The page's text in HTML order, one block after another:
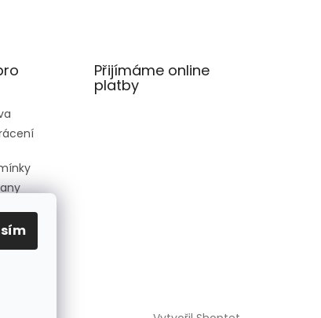
Přijímáme online
platby